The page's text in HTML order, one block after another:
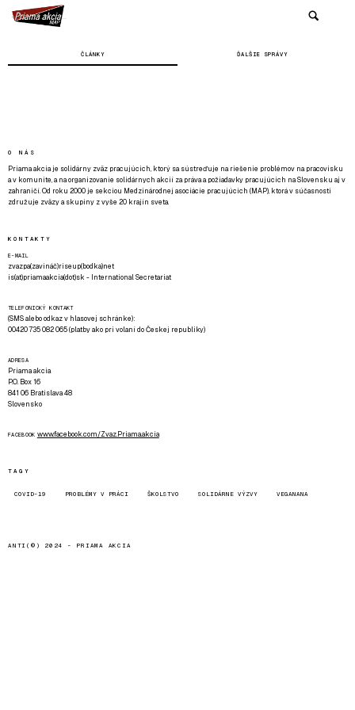
ČLÁNKY ĎALŠIE SPRÁVY
O NÁS
Priama akcia je solidárny zväz pracujúcich, ktorý sa sústreďuje na riešenie problémov na pracovisku
a v komunite, a na organizovanie solidárnych akcií za práva a požiadavky pracujúcich na Slovensku aj v
zahraničí. Od roku 2000 je sekciou Medzinárodnej asociácie pracujúcich (MAP), ktorá v súčasnosti
združuje zväzy a skupiny z vyše 20 krajín sveta.
KONTAKTY
E-MAIL
zvazpa(zavináč)riseup(bodka)net
is(at)priamaakcia(dot)sk - International Secretariat
TELEFONICKÝ KONTAKT
(SMS alebo odkaz v hlasovej schránke):
00420 735 082 065 (platby ako pri volaní do Českej republiky)
ADRESA
Priama akcia
P.O. Box 16
841 06 Bratislava 48
Slovensko
FACEBOOK www.facebook.com/Zvaz.Priama.akcia
TAGY
COVID-19 PROBLÉMY V PRÁCI ŠKOLSTVO SOLIDÁRNE VÝZVY VEGANANA
ANTI(©) 2024 - PRIAMA AKCIA